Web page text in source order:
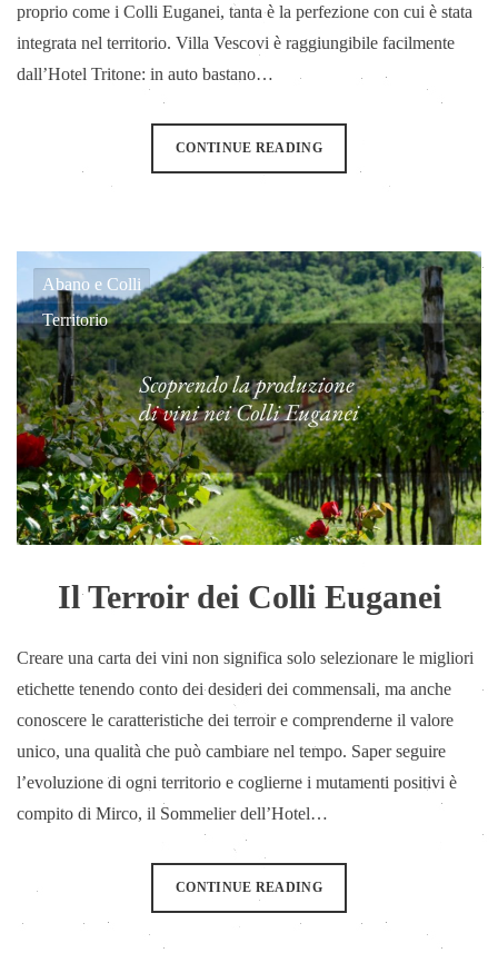
proprio come i Colli Euganei, tanta è la perfezione con cui è stata
integrata nel territorio. Villa Vescovi è raggiungibile facilmente
dall’Hotel Tritone: in auto bastano…
CONTINUE READING
Abano e Colli
Territorio
Il Terroir dei Colli Euganei
Creare una carta dei vini non significa solo selezionare le migliori
etichette tenendo conto dei desideri dei commensali, ma anche
conoscere le caratteristiche dei terroir e comprenderne il valore
unico, una qualità che può cambiare nel tempo. Saper seguire
l’evoluzione di ogni territorio e coglierne i mutamenti positivi è
compito di Mirco, il Sommelier dell’Hotel…
CONTINUE READING